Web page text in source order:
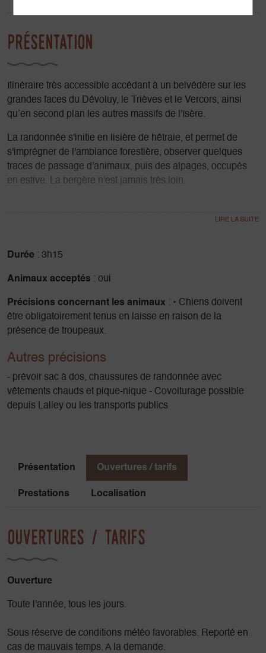
Présentation
Itinéraire très accessible accédant à un belvédère sur les
grandes faces du Dévoluy, le Trièves et le Vercors, ainsi
qu’en second plan les autres massifs de l'Isère.
La randonnée s'initie en lisière de hêtraie, et permet de
s'imprégner de l'ambiance forestière, observer quelques
traces de passage d'animaux, puis des alpages, occupés
en estive. La bergère n'est jamais très loin.
autres sommets voisins. La proximité permet d'y identifier
nombreux oiseaux longent les falaises. Un temps
contempler quelques uns.
nous invite à contempler le Vercors et la bassin du Trièves,
y retrouver ses nombreux villages, observer les lacs plus
lointains, et identifier les massifs en arrière-plan.
Durée : 3h15
Animaux acceptés : oui
Précisions concernant les animaux : • Chiens doivent
être obligatoirement tenus en laisse en raison de la
présence de troupeaux.
Autres précisions
- prévoir sac à dos, chaussures de randonnée avec
vêtements chauds et pique-nique - Covoiturage possible
depuis Lalley ou les transports publics
Présentation Ouvertures / tarifs
Prestations Localisation
Ouvertures / tarifs
Ouverture
Toute l'année, tous les jours.
Sous réserve de conditions météo favorables. Reporté en
cas de mauvais temps. A la demande.